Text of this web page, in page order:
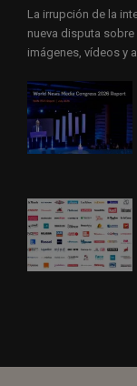
La irrupción de la
nueva disputa
imágenes, vídeos y